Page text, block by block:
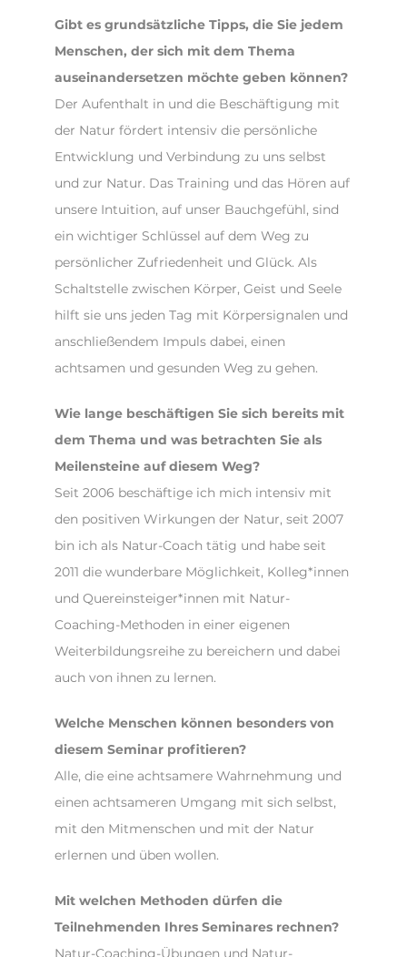
Gibt es grundsätzliche Tipps, die Sie jedem
Menschen, der sich mit dem Thema
auseinandersetzen möchte geben können?
Der Aufenthalt in und die Beschäftigung mit
der Natur fördert intensiv die persönliche
Entwicklung und Verbindung zu uns selbst
und zur Natur. Das Training und das Hören auf
unsere Intuition, auf unser Bauchgefühl, sind
ein wichtiger Schlüssel auf dem Weg zu
persönlicher Zufriedenheit und Glück. Als
Schaltstelle zwischen Körper, Geist und Seele
hilft sie uns jeden Tag mit Körpersignalen und
anschließendem Impuls dabei, einen
achtsamen und gesunden Weg zu gehen.
Wie lange beschäftigen Sie sich bereits mit
dem Thema und was betrachten Sie als
Meilensteine auf diesem Weg?
Seit 2006 beschäftige ich mich intensiv mit
den positiven Wirkungen der Natur, seit 2007
bin ich als Natur-Coach tätig und habe seit
2011 die wunderbare Möglichkeit, Kolleg*innen
und Quereinsteiger*innen mit Natur-
Coaching-Methoden in einer eigenen
Weiterbildungsreihe zu bereichern und dabei
auch von ihnen zu lernen.
Welche Menschen können besonders von
diesem Seminar profitieren?
Alle, die eine achtsamere Wahrnehmung und
einen achtsameren Umgang mit sich selbst,
mit den Mitmenschen und mit der Natur
erlernen und üben wollen.
Mit welchen Methoden dürfen die
Teilnehmenden Ihres Seminares rechnen?
Natur-Coaching-Übungen und Natur-